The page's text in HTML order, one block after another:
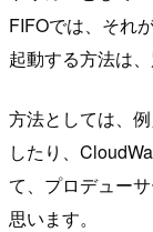
FIFOでは、それ
起動する方法は
方法としては、
したり、
て、プロデュー
思います。